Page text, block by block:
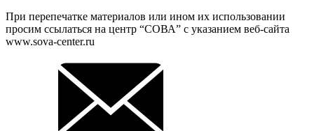
При перепечатке материалов или ином их использовании
просим ссылаться на центр “СОВА” с указанием веб-сайта
www.sova-center.ru